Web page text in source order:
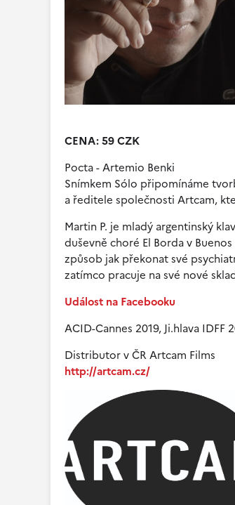
CENA: 59 CZK
Pocta - Artemio Benki
Snímkem Sólo připomínáme
a ředitele společnosti Artcam,
Martin P. je mladý argentinský
duševně choré El Borda v
způsob jak překonat své
zatímco pracuje na své nové
Událost na Facebooku
ACID-Cannes 2019, Ji.hlava
Distributor v ČR Artcam Films
http://artcam.cz/